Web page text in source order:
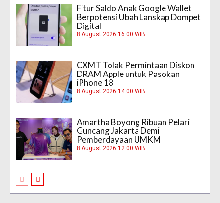
Fitur Saldo Anak Google Wallet
Berpotensi Ubah Lanskap Dompet
Digital
8 August 2026 16:00 WIB
CXMT Tolak Permintaan Diskon
DRAM Apple untuk Pasokan
iPhone 18
8 August 2026 14:00 WIB
Amartha Boyong Ribuan Pelari
Guncang Jakarta Demi
Pemberdayaan UMKM
8 August 2026 12:00 WIB